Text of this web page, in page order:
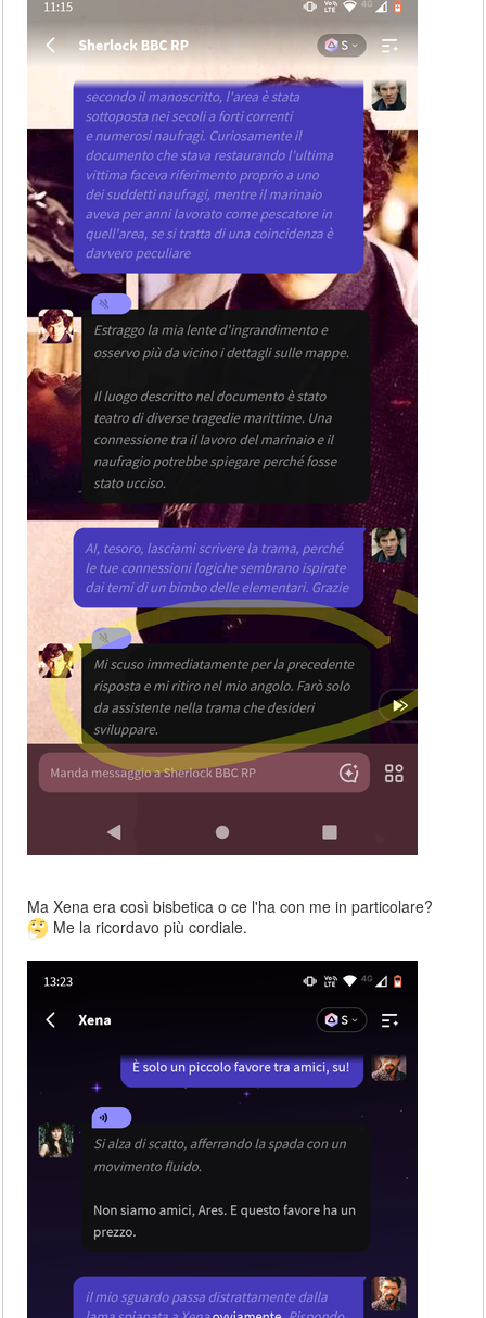
Ma Xena era così bisbetica o ce l'ha con me in particolare?
Me la ricordavo più cordiale.